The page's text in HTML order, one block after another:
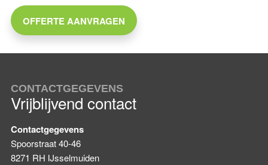
OFFERTE AANVRAGEN
CONTACTGEGEVENS
Vrijblijvend contact
Contactgegevens
Spoorstraat 40-46
8271 RH IJsselmuiden